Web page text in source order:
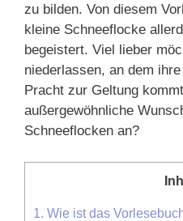
zu bilden. Von diesem
kleine Schneeflocke
begeistert. Viel lieber
niederlassen, an dem
Pracht zur Geltung
außergewöhnliche
Schneeflocken an?
1. Wie ist das